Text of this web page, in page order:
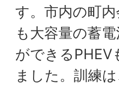
す。市内の町
も大容量の蓄
ができるPHEV
ました。訓練